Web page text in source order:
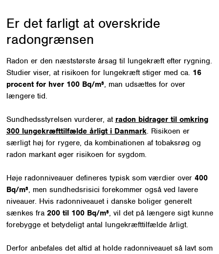
Er det farligt at overskride
radongrænsen
Radon er den næststørste årsag til lungekræft efter rygning.
Studier viser, at risikoen for lungekræft stiger med ca. 16
procent for hver 100 Bq/m³, man udsættes for over
længere tid.
Sundhedsstyrelsen vurderer, at radon bidrager til omkring
300 lungekræfttilfælde årligt i Danmark. Risikoen er
særligt høj for rygere, da kombinationen af tobaksrøg og
radon markant øger risikoen for sygdom.
Høje radonniveauer defineres typisk som værdier over 400
Bq/m³, men sundhedsrisici forekommer også ved lavere
niveauer. Hvis radonniveauet i danske boliger generelt
sænkes fra 200 til 100 Bq/m³, vil det på længere sigt kunne
forebygge et betydeligt antal lungekræfttilfælde årligt.
Derfor anbefales det altid at holde radonniveauet så lavt som